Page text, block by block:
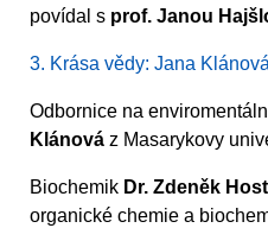
povídal s prof. Janou
3. Krása vědy: Jana
Odbornice na
Klánová z Masarykovy
Biochemik Dr. Zdeněk
organické chemie a